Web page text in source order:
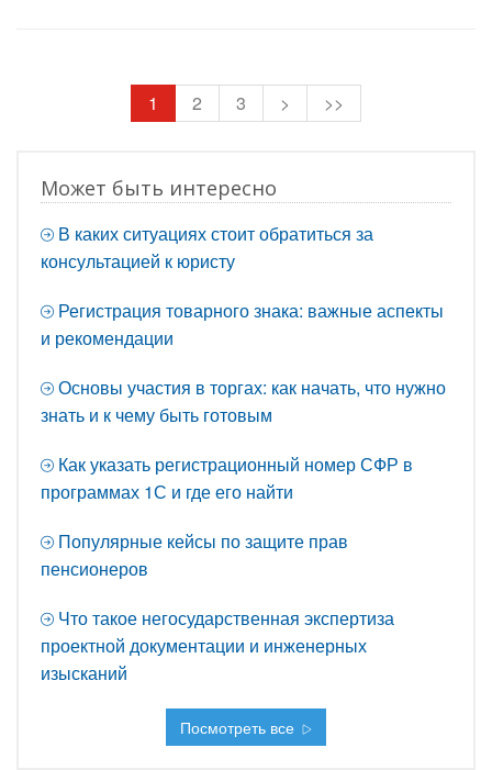
1 2 3 > >>
Может быть интересно
В каких ситуациях стоит обратиться за
консультацией к юристу
Регистрация товарного знака: важные аспекты
и рекомендации
Основы участия в торгах: как начать, что нужно
знать и к чему быть готовым
Как указать регистрационный номер СФР в
программах 1С и где его найти
Популярные кейсы по защите прав
пенсионеров
Что такое негосударственная экспертиза
проектной документации и инженерных
изысканий
Посмотреть все